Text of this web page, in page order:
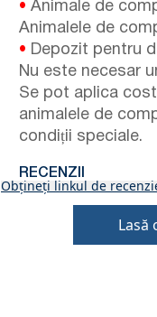
• Animale de
Animalele de
• Depozit pentru
Nu este necesar
Se pot aplica
animalele de
condiții speciale.
RECENZII
Obțineți linkul de
Lasă